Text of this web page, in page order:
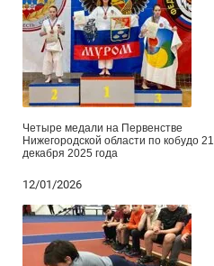
Четыре медали на Первенстве
Нижегородской области по кобудо 21
декабря 2025 года
12/01/2026